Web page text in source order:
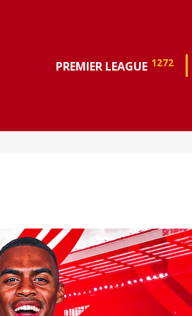
PREMIER LEAGUE 1272